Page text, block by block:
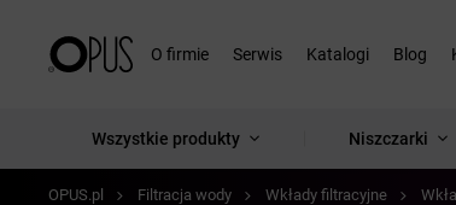
O firmie Serwis Katalogi Blog
Wszystkie produkty Niszczarki
OPUS.pl Filtracja wody Wkłady filtracyjne